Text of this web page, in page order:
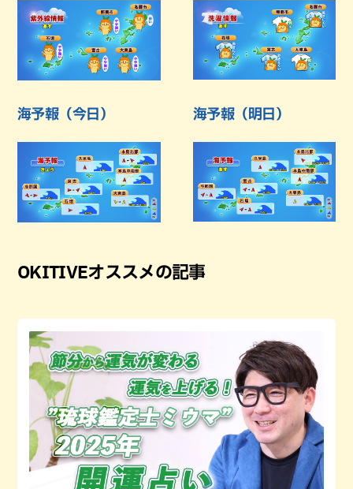
海予報（今日） 海予報（明日）
OKITIVEオススメの記事